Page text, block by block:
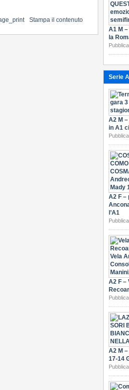
Stampa il contenuto
A1 M
la
Serie
A2 M
in A1
A2 F –
l’A1
A2 F –
A2 M
17-14